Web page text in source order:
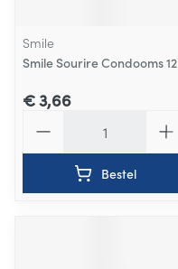
Smile
Smile Sourire Condooms 12
€ 3,66
Bestel